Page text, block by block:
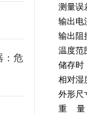
：危
测量误
输出电
输出阻
温度范
储存
相对湿
外形尺
重 量